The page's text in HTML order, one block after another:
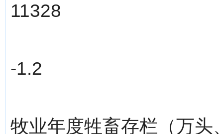
11328
-1.2
牧业年度牲畜存栏（万头